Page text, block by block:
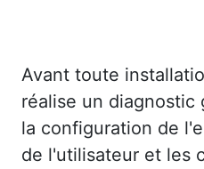
Avant toute
réalise un diagnostic
la configuration de
de l'utilisateur et les